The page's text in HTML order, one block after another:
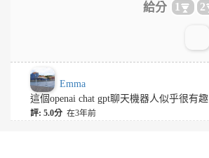
給分 1 2
Emma
這個openai chat gpt聊天機器人似乎很有趣
評: 5.0分 在3年前